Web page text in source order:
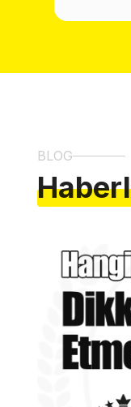
BLOG